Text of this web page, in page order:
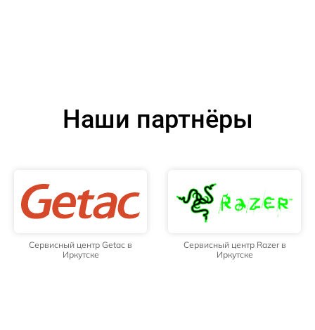
Наши партнёры
Сервисный центр Getac в
Иркутске
Сервисный центр Razer в
Иркутске